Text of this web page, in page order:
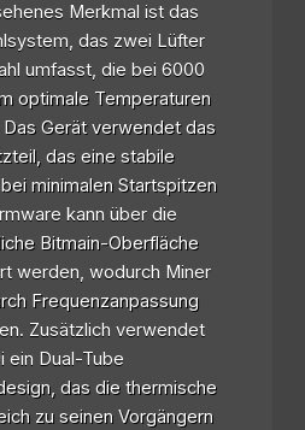
Merkmal ist das
das zwei Lüfter
umfasst, die bei 6000
optimale Temperaturen
Gerät verwendet das
das eine stabile
minimalen Startspitzen
kann über die
Bitmain-Oberfläche
werden, wodurch Miner
Frequenzanpassung
Zusätzlich verwendet
ein Dual-Tube
das die thermische
zu seinen Vorgängern